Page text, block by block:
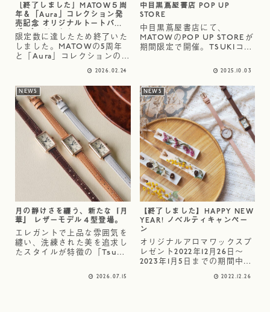
［終了しました］MATOW５周
年＆「Aura」コレクション発
売記念 オリジナルトートバッ
グ プレゼントキャンペーン
限定数に達したため終了いた
しました。MATOWの5周年
と「Aura」コレクションの発
ンペーンを実施いたします。
期間中、対象の腕時計をご購
入いただいたお客様へ、
MATOWオリジナルデザイン
のトートバッグを数量限定で
プ...
2026.02.24
中目黒蔦屋書店 POP UP
STORE
中目黒蔦屋書店にて、
MATOWのPOP UP STOREが
期間限定で開催。TSUKIコレ
ご用意して皆様のお越しをお
持ち致しております。近くに
お越しの際は、ぜひお立ち寄
りくださいませ。POP UP
STORE期間：2...
2025.10.03
NEWS
月の静けさを纏う、新たな『月
華』 レザーモデル４型登場。
エレガントで上品な雰囲気を
纏い、洗練された美を追求し
たスタイルが特徴の「Tsuki
作「月華/シングルレザー」
を2026年7月17日（金）よ
2026.07.15
NEWS
【終了しました】HAPPY NEW
YEAR! ノベルティキャンペー
ン
オリジナルアロマワックスプ
レゼント2022年12月26日～
2023年1月5日までの期間中
ティキャンペーンを開催。
2022.12.26